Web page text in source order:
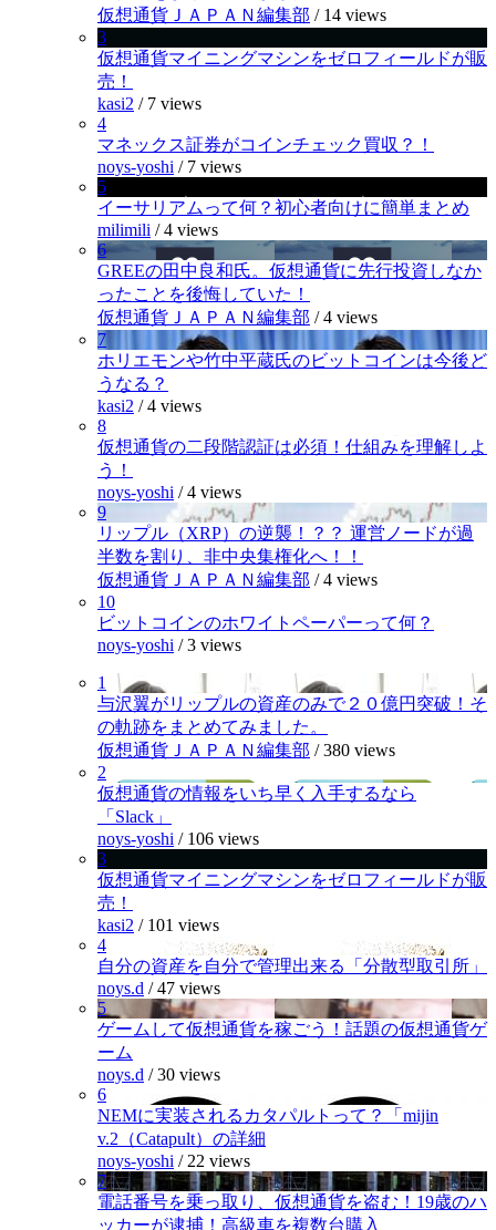
仮想通貨ＪＡＰＡＮ編集部 / 14 views
3
仮想通貨マイニングマシンをゼロフィールドが販
売！
kasi2 / 7 views
4
マネックス証券がコインチェック買収？！
noys-yoshi / 7 views
5
イーサリアムって何？初心者向けに簡単まとめ
milimili /4 views
6
GREEの田中良和氏。仮想通貨に先行投資しなか
ったことを後悔していた！
仮想通貨ＪＡＰＡＮ編集部 /4 views
7
ホリエモンや竹中平蔵氏のビットコインは今後ど
うなる？
kasi2 /4 views
8
仮想通貨の二段階認証は必須！仕組みを理解しよ
う！
noys-yoshi /4 views
9
リップル（XRP）の逆襲！？？ 運営ノードが過
半数を割り、非中央集権化へ！！
仮想通貨ＪＡＰＡＮ編集部 /4 views
10
ビットコインのホワイトペーパーって何？
noys-yoshi /3 views
1
与沢翼がリップルの資産のみで２０億円突破！そ
の軌跡をまとめてみました。
仮想通貨ＪＡＰＡＮ編集部 /380 views
2
仮想通貨の情報をいち早く入手するなら
「Slack」
noys-yoshi / 106 views
3
仮想通貨マイニングマシンをゼロフィールドが販
売！
kasi2 / 101 views
4
自分の資産を自分で管理出来る「分散型取引所」
noys.d /47 views
5
ゲームして仮想通貨を稼ごう！話題の仮想通貨ゲ
ーム
noys.d /30 views
6
NEMに実装されるカタパルトって？「mijin
v.2（Catapult）の詳細
noys-yoshi / 22 views
7
電話番号を乗っ取り、仮想通貨を盗む！19歳のハ
ッカーが逮捕！高級車を複数台購入